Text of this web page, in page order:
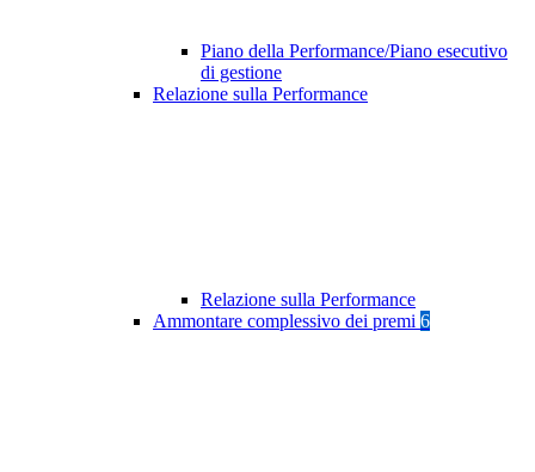
Piano della Performance/Piano esecutivo
di gestione
Relazione sulla Performance
Relazione sulla Performance
Ammontare complessivo dei premi 6